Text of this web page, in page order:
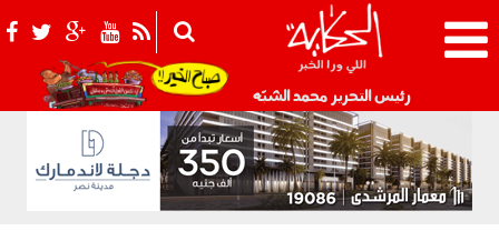
رئيس التحرير محمد الشبّه 021_2.png